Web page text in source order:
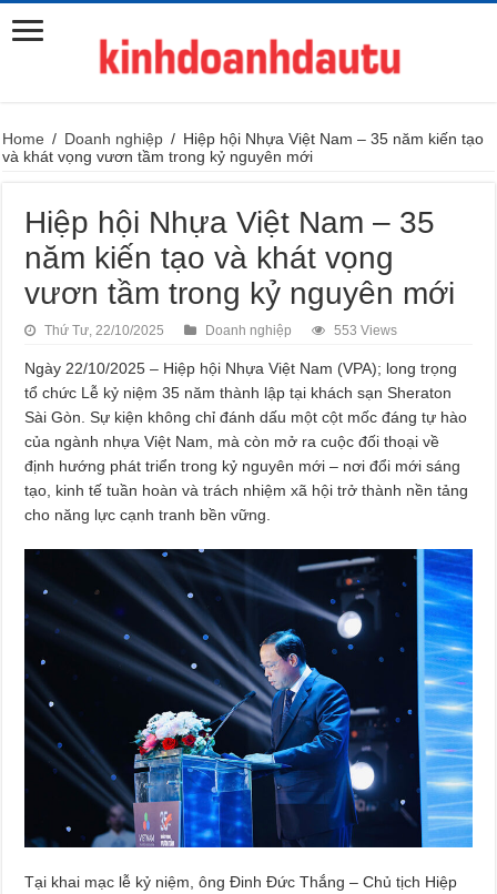
Home / Doanh nghiệp / Hiệp hội Nhựa Việt Nam – 35 năm kiến tạo
và khát vọng vươn tầm trong kỷ nguyên mới
Hiệp hội Nhựa Việt Nam – 35
năm kiến tạo và khát vọng
vươn tầm trong kỷ nguyên mới
Thứ Tư, 22/10/2025 Doanh nghiệp 553 Views
Ngày 22/10/2025 – Hiệp hội Nhựa Việt Nam (VPA); long trọng
tổ chức Lễ kỷ niệm 35 năm thành lập tại khách sạn Sheraton
Sài Gòn. Sự kiện không chỉ đánh dấu một cột mốc đáng tự hào
của ngành nhựa Việt Nam, mà còn mở ra cuộc đối thoại về
định hướng phát triển trong kỷ nguyên mới – nơi đổi mới sáng
tạo, kinh tế tuần hoàn và trách nhiệm xã hội trở thành nền tảng
cho năng lực cạnh tranh bền vững.
Tại khai mạc lễ kỷ niệm, ông Đinh Đức Thắng – Chủ tịch Hiệp